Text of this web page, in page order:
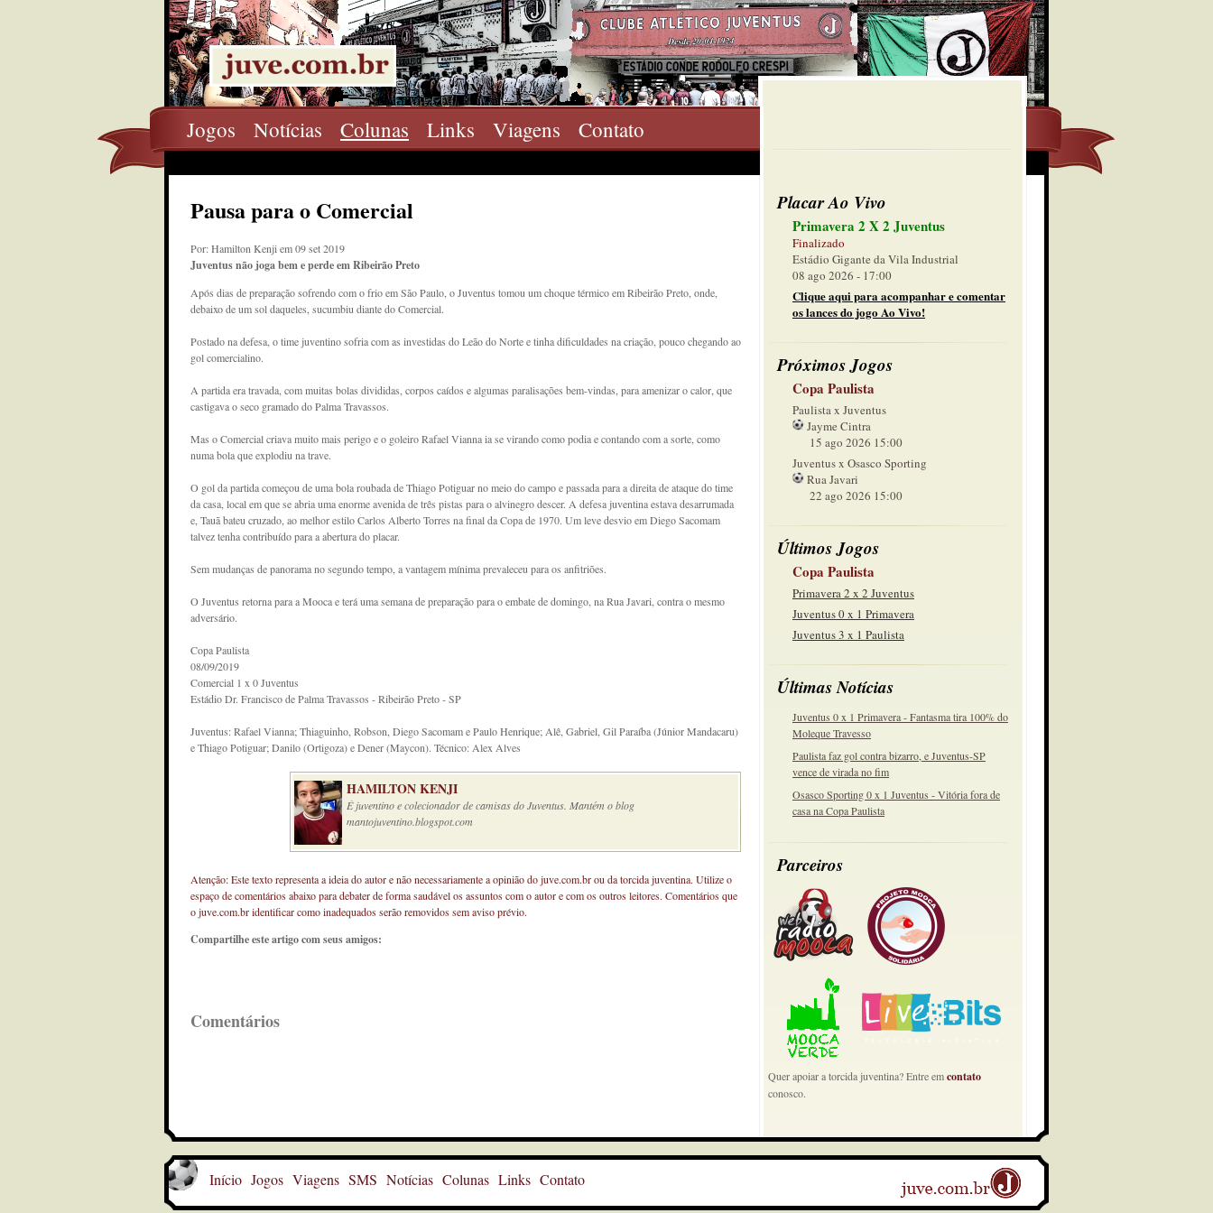
Jogos Notícias Colunas Links Viagens Contato
Placar Ao Vivo
Primavera 2 X 2 Juventus
Finalizado
Estádio Gigante da Vila Industrial
08 ago 2026 - 17:00
Clique aqui para acompanhar e comentar
os lances do jogo Ao Vivo!
Próximos Jogos
Copa Paulista
Paulista x Juventus
Jayme Cintra
15 ago 2026 15:00
Juventus x Osasco Sporting
Rua Javari
22 ago 2026 15:00
Últimos Jogos
Copa Paulista
Primavera 2 x 2 Juventus
Juventus 0 x 1 Primavera
Juventus 3 x 1 Paulista
Últimas Notícias
Juventus 0 x 1 Primavera - Fantasma tira 100% do
Moleque Travesso
Paulista faz gol contra bizarro, e Juventus-SP
vence de virada no fim
Osasco Sporting 0 x 1 Juventus - Vitória fora de
casa na Copa Paulista
Parceiros
Quer apoiar a torcida juventina? Entre emcontato
conosco.
Pausa para o Comercial
Por: Hamilton Kenji em 09 set 2019
Juventus não joga bem e perde em Ribeirão Preto
Após dias de preparação sofrendo com o frio em São Paulo, o Juventus tomou um choque térmico em Ribeirão Preto, onde,
debaixo de um sol daqueles, sucumbiu diante do Comercial.
Postado na defesa, o time juventino sofria com as investidas do Leão do Norte e tinha dificuldades na criação, pouco chegando ao
gol comercialino.
A partida era travada, com muitas bolas divididas, corpos caídos e algumas paralisações bem-vindas, para amenizar o calor, que
castigava o seco gramado do Palma Travassos.
Mas o Comercial criava muito mais perigo e o goleiro Rafael Vianna ia se virando como podia e contando com a sorte, como
numa bola que explodiu na trave.
O gol da partida começou de uma bola roubada de Thiago Potiguar no meio do campo e passada para a direita de ataque do time
da casa, local em que se abria uma enorme avenida de três pistas para o alvinegro descer. A defesa juventina estava desarrumada
e, Tauã bateu cruzado, ao melhor estilo Carlos Alberto Torres na final da Copa de 1970. Um leve desvio em Diego Sacomam
talvez tenha contribuído para a abertura do placar.
Sem mudanças de panorama no segundo tempo, a vantagem mínima prevaleceu para os anfitriões.
O Juventus retorna para a Mooca e terá uma semana de preparação para o embate de domingo, na Rua Javari, contra o mesmo
adversário.
Copa Paulista
08/09/2019
Comercial 1 x 0 Juventus
Estádio Dr. Francisco de Palma Travassos - Ribeirão Preto - SP
Juventus: Rafael Vianna; Thiaguinho, Robson, Diego Sacomam e Paulo Henrique; Alê, Gabriel, Gil Paraíba (Júnior Mandacaru)
e Thiago Potiguar; Danilo (Ortigoza) e Dener (Maycon). Técnico: Alex Alves
HAMILTON KENJI
É juventino e colecionador de camisas do Juventus. Mantém o blog
mantojuventino.blogspot.com
Atenção: Este texto representa a ideia do autor e não necessariamente a opinião do juve.com.br ou da torcida juventina. Utilize o
espaço de comentários abaixo para debater de forma saudável os assuntos com o autor e com os outros leitores. Comentários que
o juve.com.br identificar como inadequados serão removidos sem aviso prévio.
Compartilhe este artigo com seus amigos:
Comentários
Início Jogos Viagens SMS Notícias Colunas Links Contato